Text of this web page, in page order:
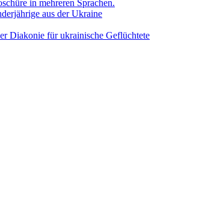
in mehreren Sprachen.
aus der Ukraine
Diakonie für ukrainische Geflüchtete